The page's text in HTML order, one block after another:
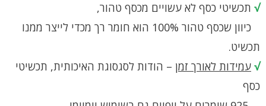
√ תכשיטי כסף לא עשויים מכסף טהור,
כיוון שכסף טהור 100% הוא חומר רך מכדי לייצר ממנו
תכשיט.
√ עמידות לאורך זמן – הודות לסגסוגת האיכותית, תכשיטי
כסף